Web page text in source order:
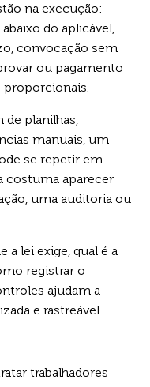
na execução:
do aplicável,
convocação sem
ou pagamento
proporcionais.
de planilhas,
manuais, um
se repetir em
costuma aparecer
uma auditoria ou
a lei exige, qual é a
registrar o
ajudam a
e rastreável.
trabalhadores